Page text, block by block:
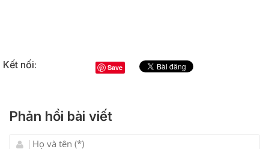
Kết nối: Save
Phản hồi bài viết